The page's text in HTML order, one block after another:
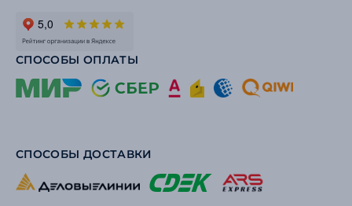
СПОСОБЫ ОПЛАТЫ
СПОСОБЫ ДОСТАВКИ